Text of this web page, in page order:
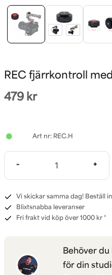
REC fjärrkontroll
479 kr
REC.H
- +
Vi skickar samma dag! Beställ
Blixtsnabba leveranser
Fri frakt vid köp över 1000 kr *
Behöver
för din